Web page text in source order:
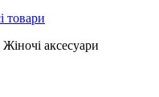
Жіночі аксесуари